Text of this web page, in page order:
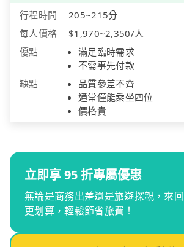
行程時間
205~215分
每人價格
$1,970~2,350/人
優點
滿足臨時需求
不需事先付款
缺點
品質參差不齊
通常僅能乘坐四位
價格貴
立即享 95 折專屬優惠
無論是商務出差還是旅遊探親，來
更划算，輕鬆節省旅費！